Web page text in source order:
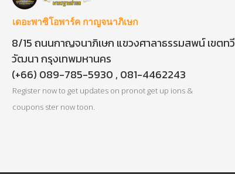
เดอะพาซิโอพาร์ค กาญจนาภิเษก
8/15 ถนนกาญจนาภิเษก แขวงศาลาธรรมสพน์ เขตทวี
วัฒนา กรุงเทพมหานคร
(+66) 089-785-5930 , 081-4462243
Register now to get updates on pronot get up ions &
coupons ster now toon.